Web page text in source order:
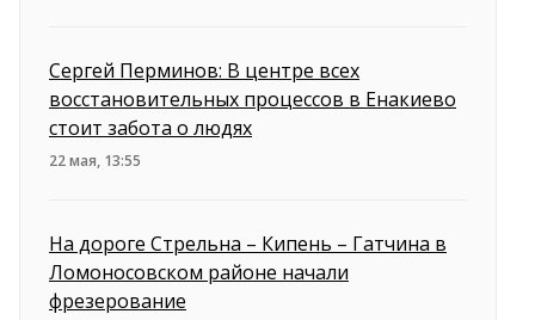
Сергей Перминов: В центре всех
восстановительных процессов в Енакиево
стоит забота о людях
22 мая, 13:55
На дороге Стрельна – Кипень – Гатчина в
Ломоносовском районе начали
фрезерование